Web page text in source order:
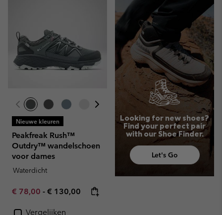
Nieuwe kleuren
Peakfreak Rush™
Outdry™ wandelschoen
voor dames
Waterdicht
Minimum sale price:
€ 78,00 - Maximum price:
€ 130,00
Vergelijken
Looking for new shoes?
Find your perfect pair
with our Shoe Finder.
Let's Go